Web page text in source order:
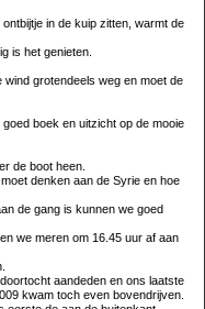
in de kuip zitten, warmt de
is het genieten.
grotendeels weg en moet de
boek en uitzicht op de mooie
de boot heen.
denken aan de Syrie en hoe
de gang is kunnen we goed
we meren om 16.45 uur af aan
aandeden en ons laatste
kwam toch even bovendrijven.